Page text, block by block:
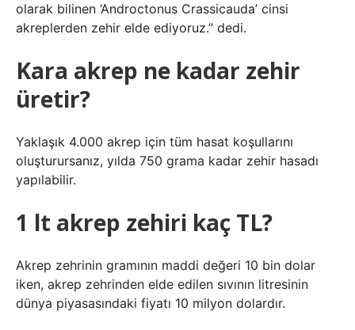
olarak bilinen ‘Androctonus Crassicauda’ cinsi
akreplerden zehir elde ediyoruz.” dedi.
Kara akrep ne kadar zehir
üretir?
Yaklaşık 4.000 akrep için tüm hasat koşullarını
oluşturursanız, yılda 750 grama kadar zehir hasadı
yapılabilir.
1 lt akrep zehiri kaç TL?
Akrep zehrinin gramının maddi değeri 10 bin dolar
iken, akrep zehrinden elde edilen sıvının litresinin
dünya piyasasındaki fiyatı 10 milyon dolardır.